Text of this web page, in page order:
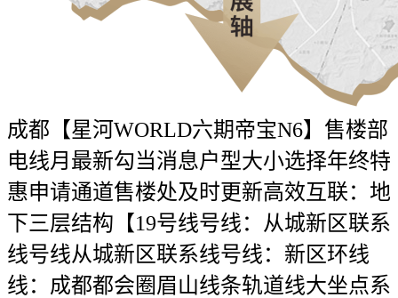
成都【星河WORLD六期帝宝N6】售楼部
电线月最新勾当消息户型大小选择年终特
惠申请通道售楼处及时更新高效互联：地
下三层结构【19号线号线：从城新区联系
线号线从城新区联系线号线：新区环线
线：成都都会圈眉山线条轨道线大坐点系